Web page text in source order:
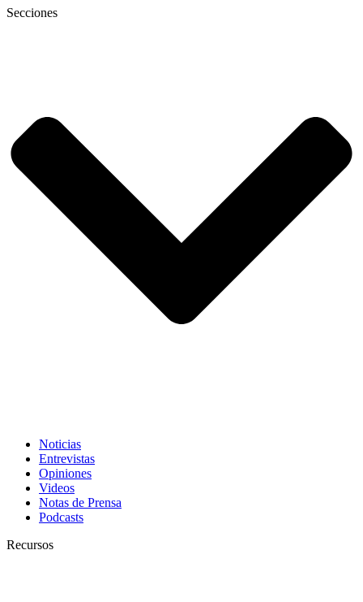
Secciones
Noticias
Entrevistas
Opiniones
Videos
Notas de Prensa
Podcasts
Recursos